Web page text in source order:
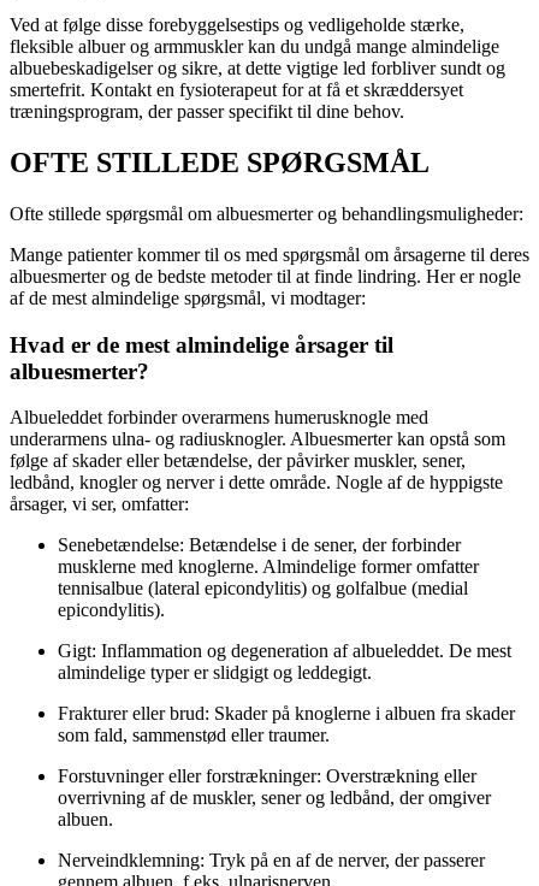
Ved at følge disse forebyggelsestips og vedligeholde stærke,
fleksible albuer og armmuskler kan du undgå mange almindelige
albuebeskadigelser og sikre, at dette vigtige led forbliver sundt og
smertefrit. Kontakt en fysioterapeut for at få et skræddersyet
træningsprogram, der passer specifikt til dine behov.
OFTE STILLEDE SPØRGSMÅL
Ofte stillede spørgsmål om albuesmerter og behandlingsmuligheder:
Mange patienter kommer til os med spørgsmål om årsagerne til deres
albuesmerter og de bedste metoder til at finde lindring. Her er nogle
af de mest almindelige spørgsmål, vi modtager:
Hvad er de mest almindelige årsager til
albuesmerter?
Albueleddet forbinder overarmens humerusknogle med
underarmens ulna- og radiusknogler. Albuesmerter kan opstå som
følge af skader eller betændelse, der påvirker muskler, sener,
ledbånd, knogler og nerver i dette område. Nogle af de hyppigste
årsager, vi ser, omfatter:
Senebetændelse: Betændelse i de sener, der forbinder
musklerne med knoglerne. Almindelige former omfatter
tennisalbue (lateral epicondylitis) og golfalbue (medial
epicondylitis).
Gigt: Inflammation og degeneration af albueleddet. De mest
almindelige typer er slidgigt og leddegigt.
Frakturer eller brud: Skader på knoglerne i albuen fra skader
som fald, sammenstød eller traumer.
Forstuvninger eller forstrækninger: Overstrækning eller
overrivning af de muskler, sener og ledbånd, der omgiver
albuen.
Nerveindklemning: Tryk på en af de nerver, der passerer